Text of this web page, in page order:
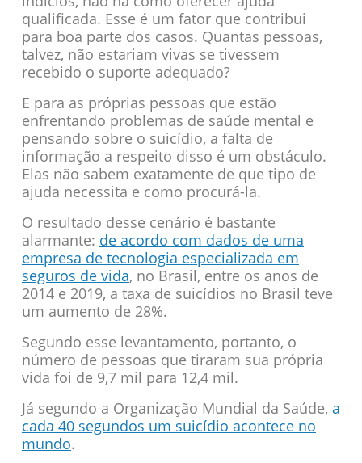
qualificada. Esse é um fator que contribui
para boa parte dos casos. Quantas pessoas,
talvez, não estariam vivas se tivessem
recebido o suporte adequado?
E para as próprias pessoas que estão
enfrentando problemas de saúde mental e
pensando sobre o suicídio, a falta de
informação a respeito disso é um obstáculo.
Elas não sabem exatamente de que tipo de
ajuda necessita e como procurá-la.
O resultado desse cenário é bastante
alarmante: de acordo com dados de uma
empresa de tecnologia especializada em
seguros de vida, no Brasil, entre os anos de
2014 e 2019, a taxa de suicídios no Brasil teve
um aumento de 28%.
Segundo esse levantamento, portanto, o
número de pessoas que tiraram sua própria
vida foi de 9,7 mil para 12,4 mil.
Já segundo a Organização Mundial da Saúde, a
cada 40 segundos um suicídio acontece no
mundo.